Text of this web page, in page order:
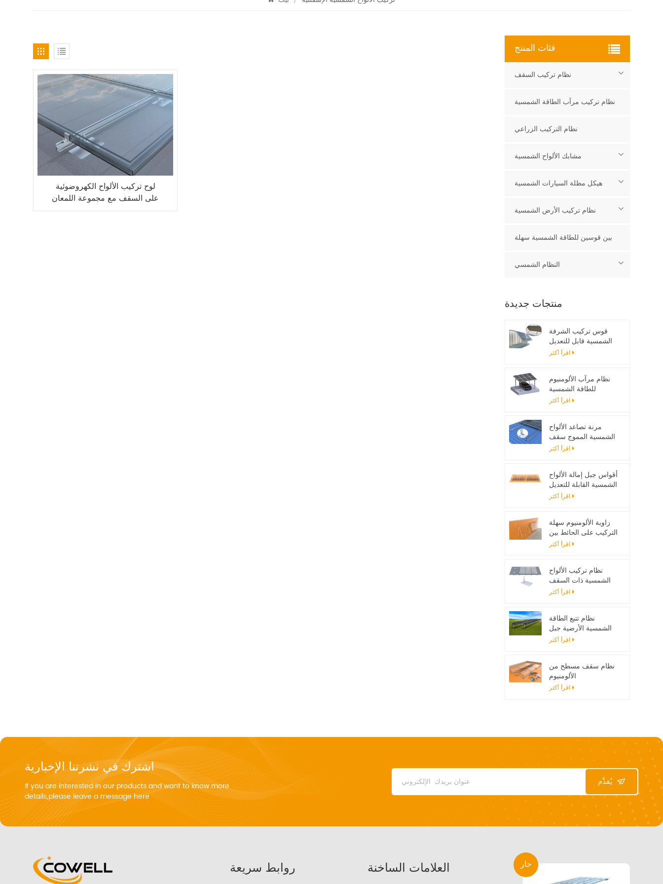
لوح تركيب الألواح الكهروضوئية
على السقف مع مجموعة اللمعان
للألواح الشمسية
فئات المنتج
نظام تركيب السقف
نظام تركيب مرآب الطاقة الشمسية
نظام التركيب الزراعي
مشابك الألواح الشمسية
هيكل مظلة السيارات الشمسية
نظام تركيب الأرض الشمسية
بين قوسين للطاقة الشمسية سهلة
النظام الشمسي
منتجات جديدة
قوس تركيب الشرفة
الشمسية قابل للتعديل
اقرأ أكثر
نظام مرآب الألومنيوم
للطاقة الشمسية
اقرأ أكثر
مرنة تصاعد الألواح
الشمسية المموج سقف
تصاعد بين قوسين
اقرأ أكثر
أقواس جبل إمالة الألواح
الشمسية القابلة للتعديل
مصممة لأنظمة الطاقة
اقرأ أكثر
زاوية الألومنيوم سهلة
التركيب على الحائط بين
قوسين للألواح الشمسية
اقرأ أكثر
نظام تركيب الألواح
الشمسية ذات السقف
المسطح مع اللمعان
اقرأ أكثر
نظام تتبع الطاقة
الشمسية الأرضية جبل
حامل قابل للتعديل لوحة
اقرأ أكثر
نظام سقف مسطح من
الألومنيوم
اقرأ أكثر
اشترك في نشرتنا الإخبارية
If you are interested in our products and want to know more
details,please leave a message here
يُقدِّم
روابط سريعة العلامات الساخنة حار